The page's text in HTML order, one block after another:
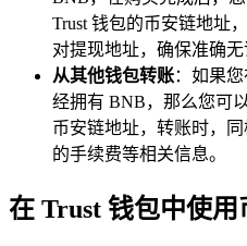
Trust 钱包的币安链地址
对提现地址，确保准确无
从其他钱包转账：如果
经拥有 BNB，那么您可
币安链地址，转账时，
的手续费等相关信息。
在 Trust 钱包中使